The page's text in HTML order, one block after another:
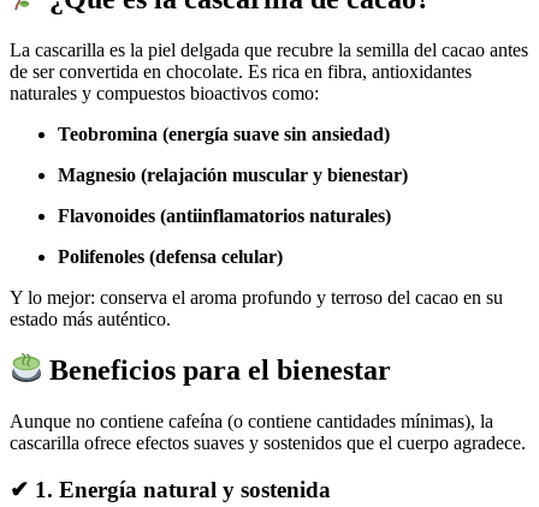
La cascarilla es la piel delgada que recubre la semilla del cacao antes
de ser convertida en chocolate. Es rica en fibra, antioxidantes
naturales y compuestos bioactivos como:
Teobromina (energía suave sin ansiedad)
Magnesio (relajación muscular y bienestar)
Flavonoides (antiinflamatorios naturales)
Polifenoles (defensa celular)
Y lo mejor: conserva el aroma profundo y terroso del cacao en su
estado más auténtico.
Beneficios para el bienestar
Aunque no contiene cafeína (o contiene cantidades mínimas), la
cascarilla ofrece efectos suaves y sostenidos que el cuerpo agradece.
✔ 1. Energía natural y sostenida